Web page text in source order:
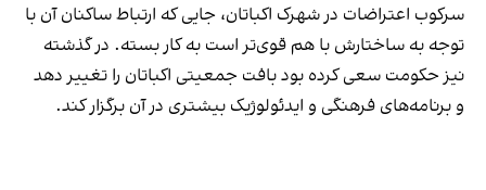
سرکوب اعتراضات در شهرک اکباتان، جایی که ارتباط ساکنان آن با
توجه به ساختارش با هم قوی‌تر است به کار بسته. در گذشته
نیز حکومت سعی کرده بود بافت جمعیتی اکباتان را تغییر دهد
و برنامه‌های فرهنگی و ایدئولوژیک بیشتری در آن برگزار کند.